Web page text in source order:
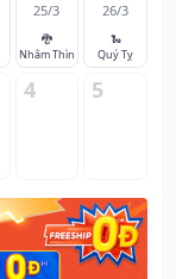
25/3
🐉
Nhâm Thìn
26/3
🐍
Quý Tỵ
4 5